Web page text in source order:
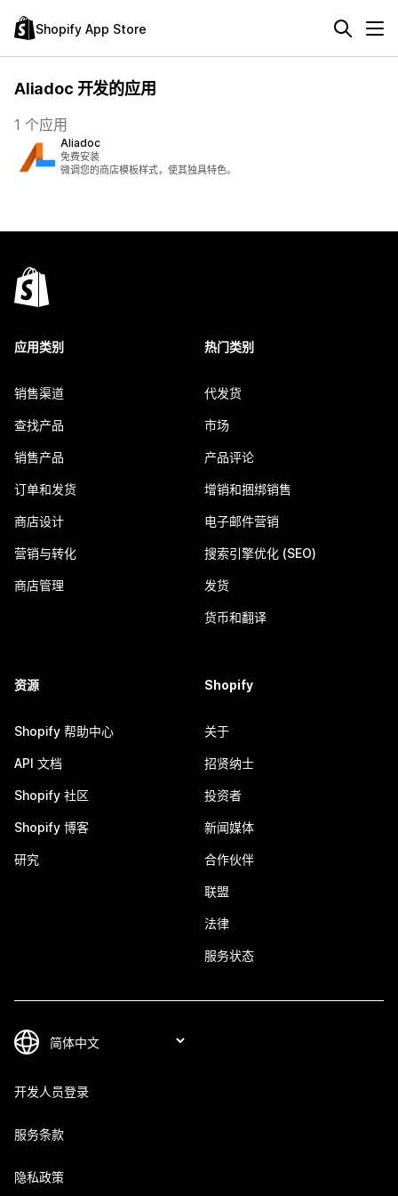
Shopify App Store
Aliadoc 开发的应用
1 个应用
Aliadoc
免费安装
微调您的商店模板样式，使其独具特色。
应用类别
销售渠道
查找产品
销售产品
订单和发货
商店设计
营销与转化
商店管理
热门类别
代发货
市场
产品评论
增销和捆绑销售
电子邮件营销
搜索引擎优化 (SEO)
发货
货币和翻译
资源
Shopify 帮助中心
API 文档
Shopify 社区
Shopify 博客
研究
Shopify
关于
招贤纳士
投资者
新闻媒体
合作伙伴
联盟
法律
服务状态
开发人员登录
服务条款
隐私政策